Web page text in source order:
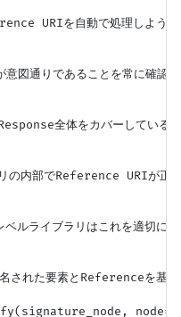
URIを自動で処理しようと
図通りであることを常に確認
全体をカバーしている
の内部でReference URIが正
ライブラリはこれを適切に扱
れた要素とReferenceを基に